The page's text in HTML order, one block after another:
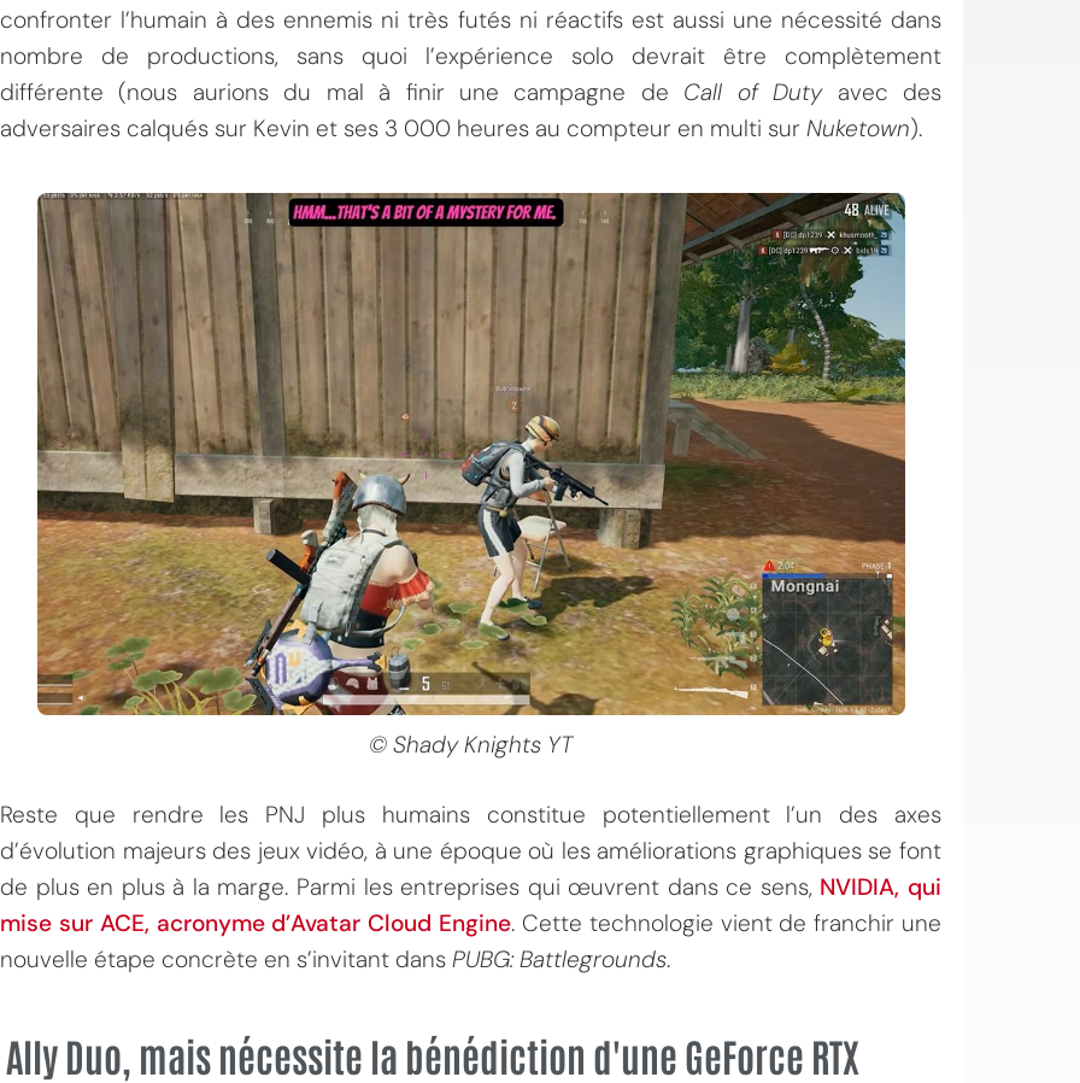
confronter l’humain à des ennemis ni très futés ni réactifs est aussi une nécessité dans
nombre de productions, sans quoi l’expérience solo devrait être complètement
différente (nous aurions du mal à finir une campagne de Call of Dutyavec des
adversaires calqués sur Kevin et ses 3 000 heures au compteur en multi sur Nuketown).
© Shady Knights YT
Reste que rendre les PNJ plus humains constitue potentiellement l’un des axes
d’évolution majeurs des jeux vidéo, à une époque où les améliorations graphiques se font
de plus en plus à la marge. Parmi les entreprises qui œuvrent dans ce sens, NVIDIA, qui
mise sur ACE, acronyme d’Avatar Cloud Engine. Cette technologie vient de franchir une
nouvelle étape concrète en s’invitant dans PUBG: Battlegrounds.
Ally Duo, mais nécessite la bénédiction d'une GeForce RTX